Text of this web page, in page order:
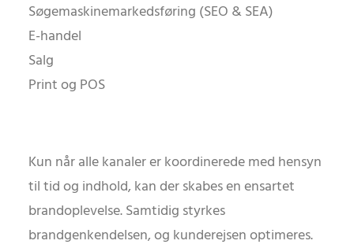
Søgemaskinemarkedsføring (SEO & SEA)
E-handel
Salg
Print og POS
Kun når alle kanaler er koordinerede med hensyn
til tid og indhold, kan der skabes en ensartet
brandoplevelse. Samtidig styrkes
brandgenkendelsen, og kunderejsen optimeres.